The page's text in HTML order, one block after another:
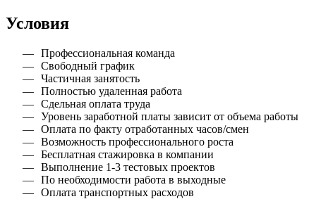
Условия
Профессиональная команда
Свободный график
Частичная занятость
Полностью удаленная работа
Сдельная оплата труда
Уровень заработной платы зависит от объема работы
Оплата по факту отработанных часов/смен
Возможность профессионального роста
Бесплатная стажировка в компании
Выполнение 1-3 тестовых проектов
По необходимости работа в выходные
Оплата транспортных расходов